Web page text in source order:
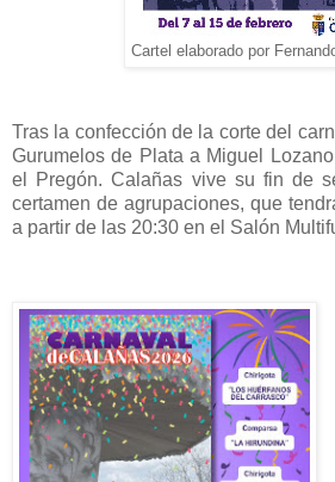
Cartel elaborado por
Tras la confección de la corte del
Gurumelos de Plata a Miguel
el Pregón. Calañas vive su fin de
certamen de agrupaciones, que
a partir de las 20:30 en el Salón